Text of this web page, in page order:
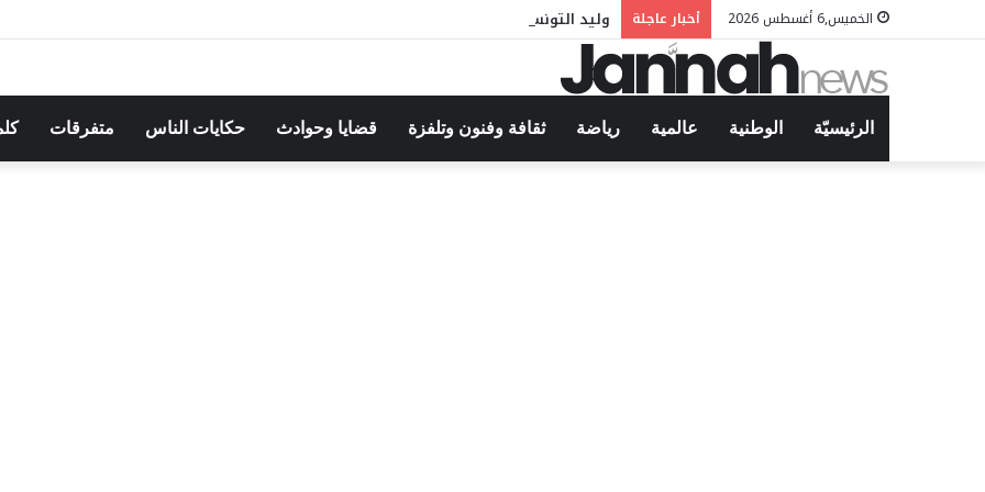
الخميس,6 أغسطس 2026 أخبار عاجلة وليد التونسي في مهرجان بوقرنين: سهرة تحتفي بالموروث الشعبي وصالح الفرزيط في
الرئيسيّة الوطنية عالمية رياضة ثقافة وفنون وتلفزة قضايا وحوادث حكايات الناس متفرقات